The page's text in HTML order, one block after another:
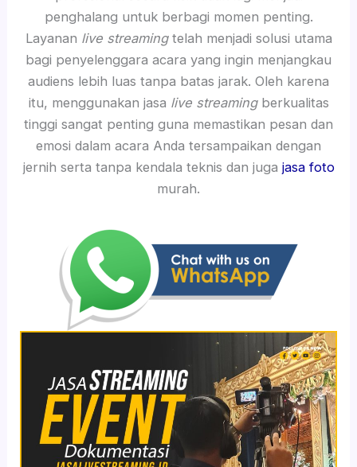
penghalang untuk berbagi momen penting.
Layanan live streamingtelah menjadi solusi utama
bagi penyelenggara acara yang ingin menjangkau
audiens lebih luas tanpa batas jarak. Oleh karena
itu, menggunakan jasa live streamingberkualitas
tinggi sangat penting guna memastikan pesan dan
emosi dalam acara Anda tersampaikan dengan
jernih serta tanpa kendala teknis dan juga jasa foto
murah.